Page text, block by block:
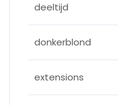
deeltijd
donkerblond
extensions